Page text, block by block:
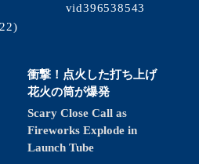
衝撃！点火した打ち上げ
花火の筒が爆発
Scary Close Call as
Fireworks Explode in
Launch Tube